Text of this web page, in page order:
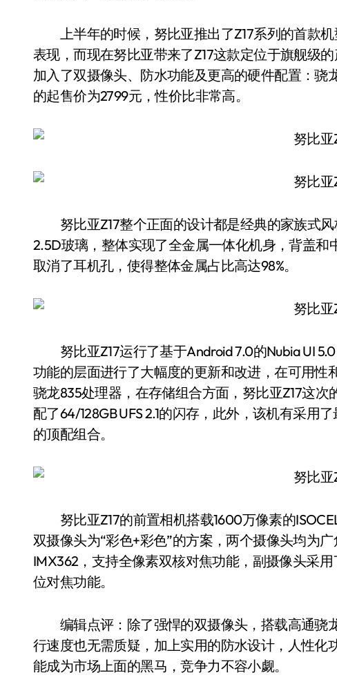
上半年的时候，努比亚推出了Z17系列的首款机
表现，而现在努比亚带来了Z17这款定位于旗舰级
加入了双摄像头、防水功能及更高的硬件配置：骁
的起售价为2799元，性价比非常高。
努比亚Z17整个正面的设计都是经典的家族式风
2.5D玻璃，整体实现了全金属一体化机身，背盖
取消了耳机孔，使得整体金属占比高达98%。
努比亚Z17运行了基于Android 7.0的Nubia UI
功能的层面进行了大幅度的更新和改进，在可用性
骁龙835处理器，在存储组合方面，努比亚Z17这
配了64/128GB UFS 2.1的闪存，此外，该机有采用了
的顶配组合。
努比亚Z17的前置相机搭载1600万像素的
双摄像头为“彩色+彩色”的方案，两个摄像头均为
IMX362，支持全像素双核对焦功能，副摄像头采
位对焦功能。
编辑点评：除了强悍的双摄像头，搭载高通骁
行速度也无需质疑，加上实用的防水设计，人性
能成为市场上面的黑马，竞争力不容小觑。